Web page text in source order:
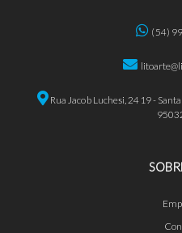
(54)
Rua Jacob Luchesi, 2419 -